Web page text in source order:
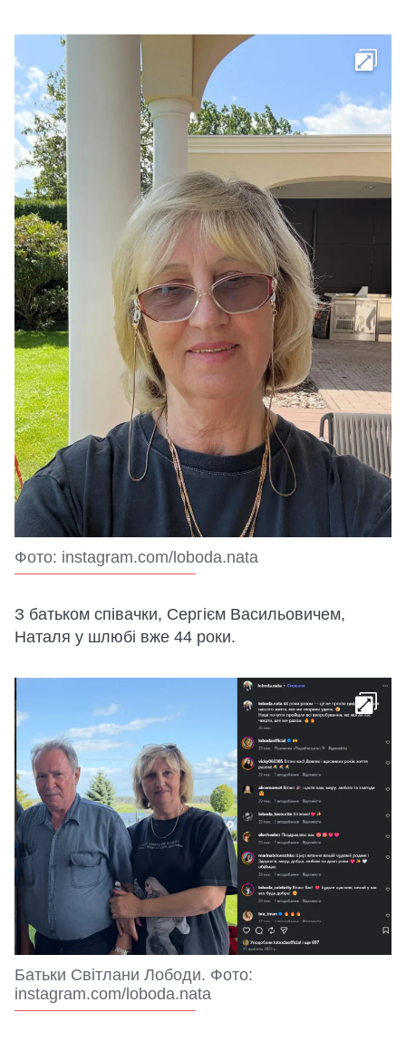
Фото: instagram.com/loboda.nata
З батьком співачки, Сергієм Васильовичем,
Наталя у шлюбі вже 44 роки.
Батьки Світлани Лободи. Фото:
instagram.com/loboda.nata